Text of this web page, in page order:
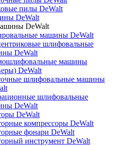
пилы DeWalt
DeWalt
DeWalt
машины DeWalt
шлифовальные
DeWalt
машины
DeWalt
шлифовальные машины
шлифовальные
DeWalt
DeWalt
компрессоры DeWalt
фонари DeWalt
инструмент DeWalt